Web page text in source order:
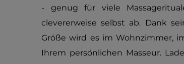
- genug für viele
clevererweise selbst ab. Dank
Größe wird es im Wohnzimmer,
Ihrem persönlichen Masseur.